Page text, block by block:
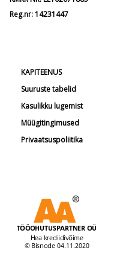
Reg.nr: 14231447
KAPITEENUS
Suuruste tabelid
Kasulikku lugemist
Müügitingimused
Privaatsuspoliitika